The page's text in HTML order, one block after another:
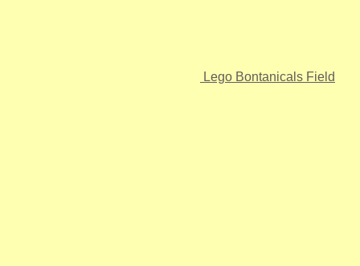
Lego Bontanicals Field